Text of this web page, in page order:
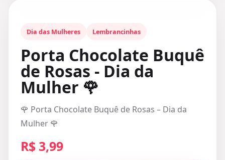
Dia das Mulheres Lembrancinhas
Porta Chocolate Buquê
de Rosas - Dia da
Mulher 🌹
🌹 Porta Chocolate Buquê de Rosas – Dia da
Mulher 🌹
R$ 3,99